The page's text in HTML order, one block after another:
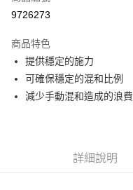
超商取貨付款
Apple Pay
街口支付
9726273
商品特色
提供穩定的施力
可確保穩定的混和比例
減少手動混和造成的浪費
詳細說明